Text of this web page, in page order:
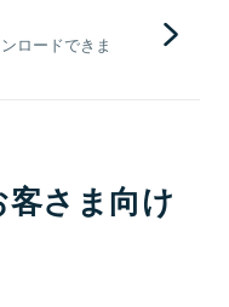
ロードできま
さま向け